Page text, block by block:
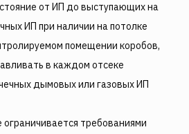
от ИП до выступающих на
ИП при наличии на потолке
помещении коробов,
в каждом отсеке
дымовых или газовых ИП
требованиями